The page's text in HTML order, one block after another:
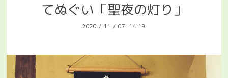
てぬぐい「聖夜の灯り」
2020 / 11 / 07 14:19